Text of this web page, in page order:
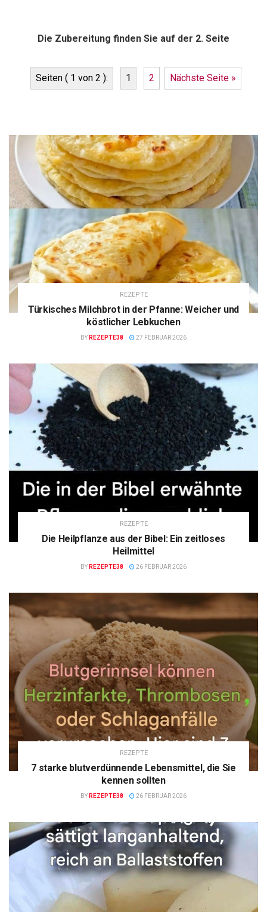
Die Zubereitung finden Sie auf der 2. Seite
Seiten ( 1 von 2 ): 1 2 Nächste Seite »
REZEPTE
Türkisches Milchbrot in der Pfanne: Weicher und
köstlicher Lebkuchen
BY REZEPTE38 27 FEBRUAR 2026
REZEPTE
Die Heilpflanze aus der Bibel: Ein zeitloses
Heilmittel
BY REZEPTE38 26 FEBRUAR 2026
REZEPTE
7 starke blutverdünnende Lebensmittel, die Sie
kennen sollten
BY REZEPTE38 26 FEBRUAR 2026